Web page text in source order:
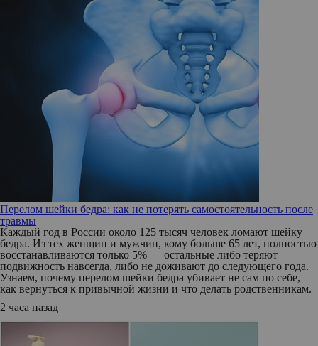
Перелом шейки бедра: как не потерять самостоятельность после
травмы
Каждый год в России около 125 тысяч человек ломают шейку
бедра. Из тех женщин и мужчин, кому больше 65 лет, полностью
восстанавливаются только 5% — остальные либо теряют
подвижность навсегда, либо не доживают до следующего года.
Узнаем, почему перелом шейки бедра убивает не сам по себе,
как вернуться к привычной жизни и что делать родственникам.
2 часа назад